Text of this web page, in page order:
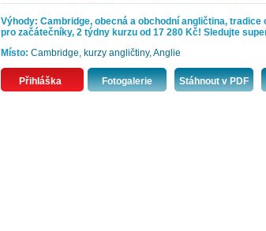
Výhody: Cambridge, obecná a obchodní angličtina, tradice
pro začátečníky, 2 týdny kurzu od 17 280 Kč! Sledujte
Místo: Cambridge, kurzy angličtiny, Anglie
Přihláška Fotogalerie Stáhnout v PDF